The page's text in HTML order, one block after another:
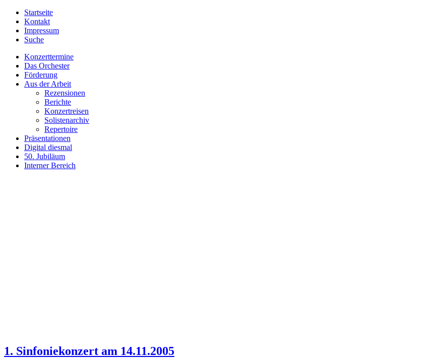
Startseite
Kontakt
Impressum
Suche
Konzerttermine
Das Orchester
Förderung
Aus der Arbeit
Rezensionen
Berichte
Konzertreisen
Solistenarchiv
Repertoire
Präsentationen
Digital diesmal
50. Jubiläum
Interner Bereich
1. Sinfoniekonzert am 14.11.2005